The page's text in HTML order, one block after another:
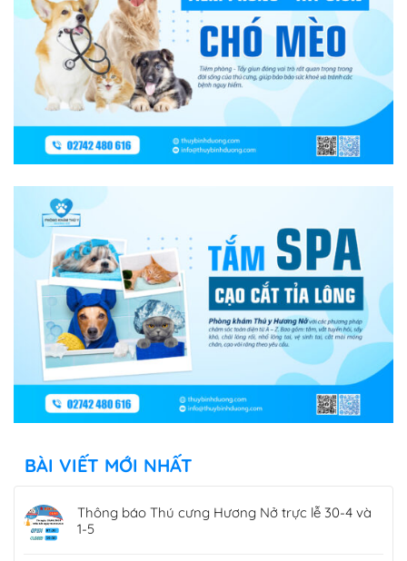
BÀI VIẾT MỚI NHẤT
Thông báo Thú cưng Hương Nở trực lễ 30-4 và
1-5